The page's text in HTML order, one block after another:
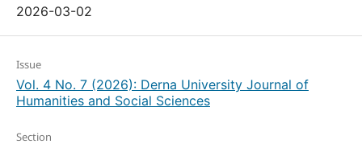
2026-03-02
Issue
Vol. 4 No. 7 (2026): Derna University Journal of
Humanities and Social Sciences
Section